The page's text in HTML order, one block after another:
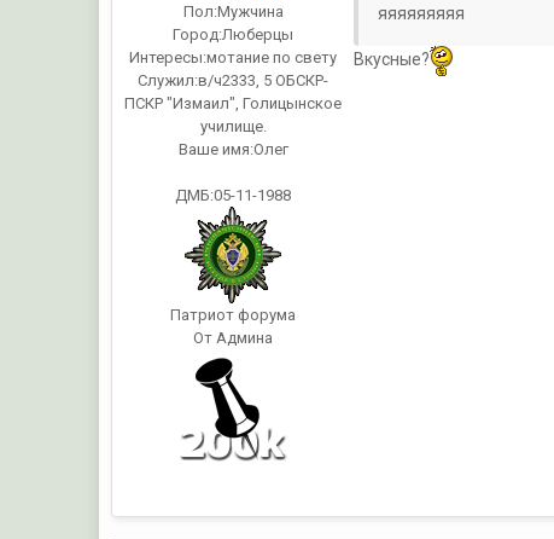
Пол:Мужчина
Город:Люберцы
Интересы:мотание по свету
Служил:в/ч2333, 5 ОБСКР-
ПСКР "Измаил", Голицынское
училище.
Ваше имя:Олег
ДМБ:05-11-1988
Патриот форума
От Админа
яяяяяяяяя
Вкусные?